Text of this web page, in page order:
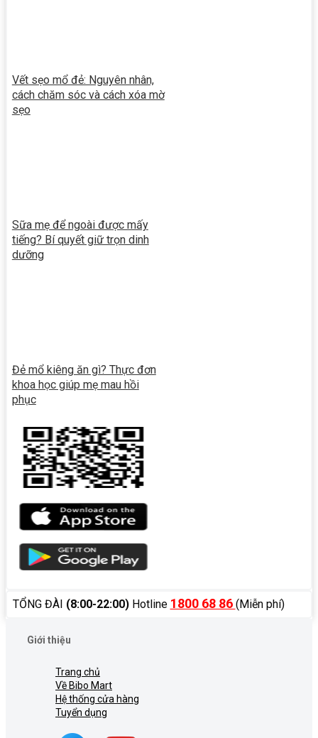
Vết sẹo mổ đẻ: Nguyên nhân,
cách chăm sóc và cách xóa mờ
sẹo
Sữa mẹ để ngoài được mấy
tiếng? Bí quyết giữ trọn dinh
dưỡng
Đẻ mổ kiêng ăn gì? Thực đơn
khoa học giúp mẹ mau hồi
phục
TỔNG ĐÀI (8:00-22:00)Hotline 1800 68 86 (Miễn phí)
Giới thiệu
Trang chủ
Về Bibo Mart
Hệ thống cửa hàng
Tuyển dụng